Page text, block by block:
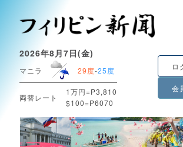
2026年8月7日(金)
マニラ 29度-25度
両替レート
1万円=P3,810
$100=P6070
ロ
会